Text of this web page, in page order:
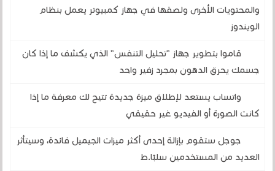
والمحتويات الأخرى ولصقها في جهاز كمبيوتر يعمل بنظام
الويندوز
قاموا بتطوير جهاز "تحليل التنفس" الذي يكشف ما إذا كان
جسمك يحرق الدهون بمجرد زفير واحد
واتساب يستعد لإطلاق ميزة جديدة تتيح لك معرفة ما إذا
كانت الصورة أو الفيديو غير حقيقي
جوجل ستقوم بإزالة إحدى أكثر ميزات الجيميل فائدة، وسيتأثر
العديد من المستخدمين سلبًا.ط